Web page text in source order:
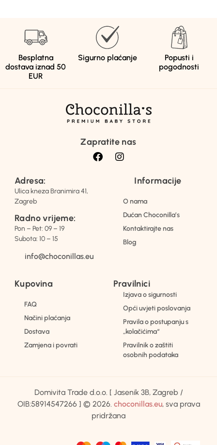
Besplatna
dostava iznad 50
EUR
Sigurno plaćanje
Popusti i
pogodnosti
Zapratite nas
Adresa:
Ulica kneza Branimira 41,
Zagreb
Radno vrijeme:
Pon – Pet: 09 – 19
Subota: 10 – 15
info@choconillas.eu
Informacije
O nama
Dućan Choconilla’s
Kontaktirajte nas
Blog
Kupovina
FAQ
Načini plaćanja
Dostava
Zamjena i povrati
Pravilnici
Izjava o sigurnosti
Opći uvjeti poslovanja
Pravila o postupanju s
„kolačićima“
Pravilnik o zaštiti
osobnih podataka
Domivita Trade d.o.o. [ Jasenik 3B, Zagreb /
OIB:58914547266 ] © 2026. choconillas.eu, sva prava
pridržana